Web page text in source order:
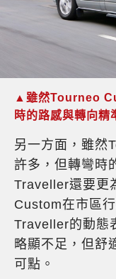
▲雖然Tourneo
時的路感與轉向精
另一方面，雖然
許多，但轉彎時
Traveller還要更
Custom在市區
Traveller的動態
略顯不足，但舒
可點。